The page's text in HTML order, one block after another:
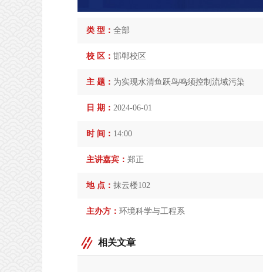
类 型： 全部
校 区： 邯郸校区
主 题： 为实现水清鱼跃鸟鸣须控制流域污染
日 期： 2024-06-01
时 间： 14:00
主讲嘉宾： 郑正
地 点： 抹云楼102
主办方： 环境科学与工程系
相关文章